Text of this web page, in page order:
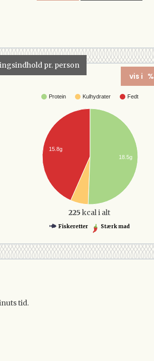
pr. person
vis i %
Protein Kulhydrater Fedt
15.8g
18.5g
225 kcal i alt
Fiskeretter Stærk mad
tid.